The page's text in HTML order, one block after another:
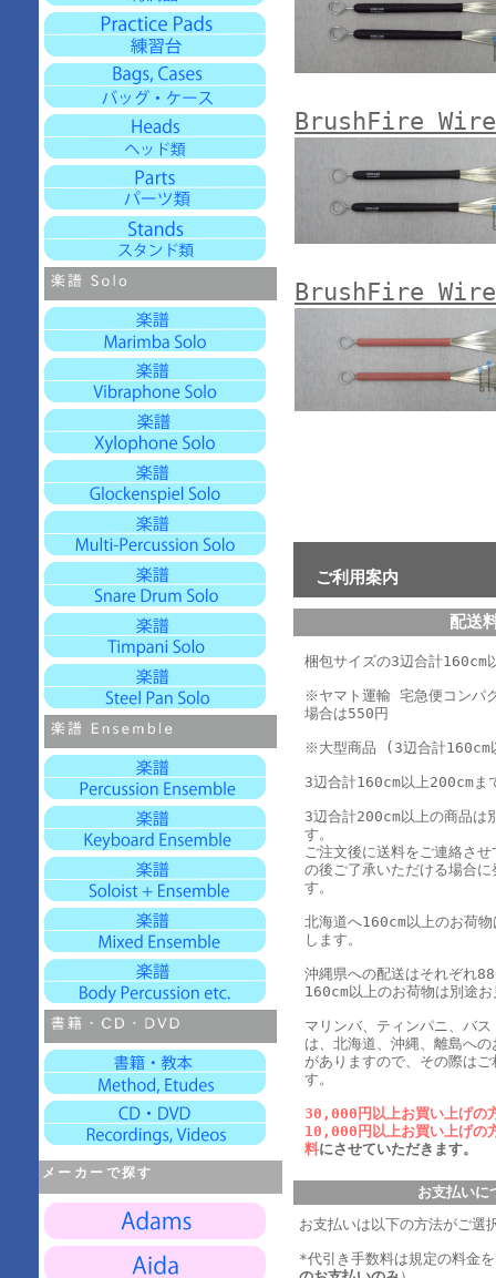
メーカーで探す
BrushFire
BrushFire
ご利用案内
配送
梱包サイズの3辺合計
※ヤマト運輸 宅急便コンパ
場合は550円
※大型商品 (3辺合計160cm
3辺合計160cm以上200cm
3辺合計200cm以上の商品は
す。
ご注文後に送料をご連絡さ
の後ご了承いただける場合
す。
北海道へ160cm以上のお荷
します。
沖縄県への配送はそれぞれ
160cm以上のお荷物は別途
マリンバ、ティンパニ、バ
は、北海道、沖縄、離島へ
がありますので、その際は
す。
30,000円以上お買い上げの
10,000円以上お買い上げの
料にさせていただきます。
お支払いに
お支払いは以下の方法がご選
*代引き手数料は規定の料金